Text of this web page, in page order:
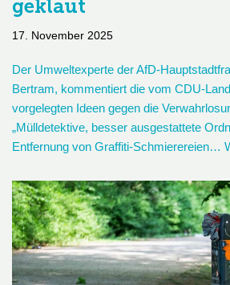
geklaut
17. November 2025
Der Umweltexperte der AfD-
Bertram, kommentiert die vom CDU-
vorgelegten Ideen gegen die
„Mülldetektive, besser ausgestattete
Entfernung von Graffiti-Schmierereien…